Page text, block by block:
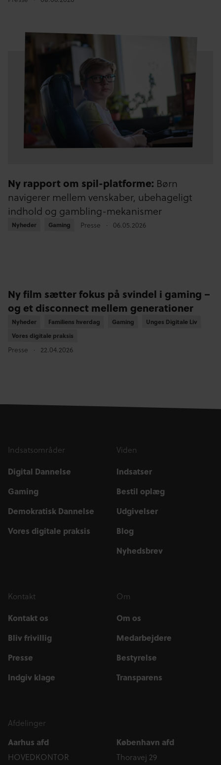
Ny rapport om spil-platforme: Børn
navigerer mellem venskaber, ubehageligt
indhold og gambling-mekanismer
Nyheder
Nyheder Gaming
Gaming Presse 06.05.2026
Ny film sætter fokus på svindel i gaming –
og et disconnect mellem generationer
Nyheder
Nyheder Familiens hverdag
Familiens hverdag Gaming
Gaming Unges Digitale Liv
Unges Digitale Liv
Vores digitale praksis
Vores digitale praksis
Presse 22.04.2026
Indsatsområder
Digital Dannelse
Gaming
Demokratisk Dannelse
Vores digitale praksis
Viden
Indsatser
Bestil oplæg
Udgivelser
Blog
Nyhedsbrev
Kontakt
Kontakt os
Bliv frivillig
Presse
Indgiv klage
Om
Om os
Medarbejdere
Bestyrelse
Transparens
Afdelinger
Aarhus afd
HOVEDKONTOR
København afd
Thoravej 29